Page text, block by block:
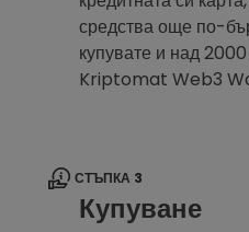
средства още по-
купувате и над
Kriptomat Web3
СТЪПКА 3
Купуване